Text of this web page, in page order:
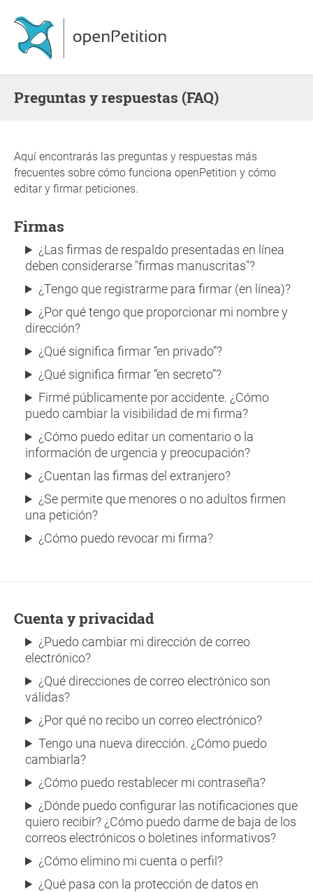
Preguntas y respuestas (FAQ)
Aquí encontrarás las preguntas y respuestas más
frecuentes sobre cómo funciona openPetition y cómo
editar y firmar peticiones.
Firmas
¿Las firmas de respaldo presentadas en línea
deben considerarse "firmas manuscritas"?
¿Tengo que registrarme para firmar (en línea)?
¿Por qué tengo que proporcionar mi nombre y
dirección?
¿Qué significa firmar “en privado”?
¿Qué significa firmar “en secreto”?
Firmé públicamente por accidente. ¿Cómo
puedo cambiar la visibilidad de mi firma?
¿Cómo puedo editar un comentario o la
información de urgencia y preocupación?
¿Cuentan las firmas del extranjero?
¿Se permite que menores o no adultos firmen
una petición?
¿Cómo puedo revocar mi firma?
Cuenta y privacidad
¿Puedo cambiar mi dirección de correo
electrónico?
¿Qué direcciones de correo electrónico son
válidas?
¿Por qué no recibo un correo electrónico?
Tengo una nueva dirección. ¿Cómo puedo
cambiarla?
¿Cómo puedo restablecer mi contraseña?
¿Dónde puedo configurar las notificaciones que
quiero recibir? ¿Cómo puedo darme de baja de los
correos electrónicos o boletines informativos?
¿Cómo elimino mi cuenta o perfil?
¿Qué pasa con la protección de datos en